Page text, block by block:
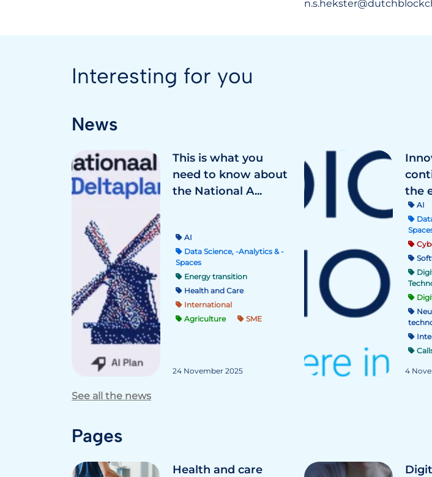
Interesting for you
News
This is what you
need to know about
the National A...
AI
Data Science, -Analytics & -
Spaces
Energy transition
Health and Care
International
Agriculture
SME
24 November 2025
the
AI
4
See all the news
Pages
Health and care